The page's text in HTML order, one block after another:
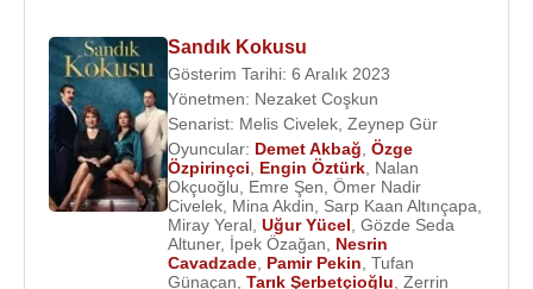
Sandık Kokusu
Gösterim Tarihi: 6 Aralık 2023
Yönetmen: Nezaket Coşkun
Senarist: Melis Civelek Zeynep Gür
Oyuncular: Demet Akbağ Özge
Özpirinçci
Engin Öztürk Nalan
Okçuoğlu
Emre Şen Ömer Nadir
Civelek Mina Akdin Sarp Kaan Altınçapa
Miray Yeral Uğur Yücel Gözde Seda
Altuner, İpek Özağan
Nesrin
Cavadzade Pamir Pekin Tufan
Günaçan Tarık Şerbetçioğlu Zerrin